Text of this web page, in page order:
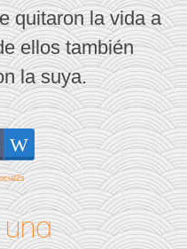
quitaron la vida a
ellos también
la suya.